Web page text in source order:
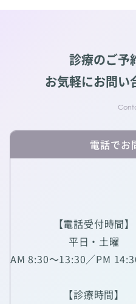
診療のご予
お気軽にお問い
電話でお
【電話受付時間】
平日・土曜
AM 8:30～13:30／PM
【診療時間】